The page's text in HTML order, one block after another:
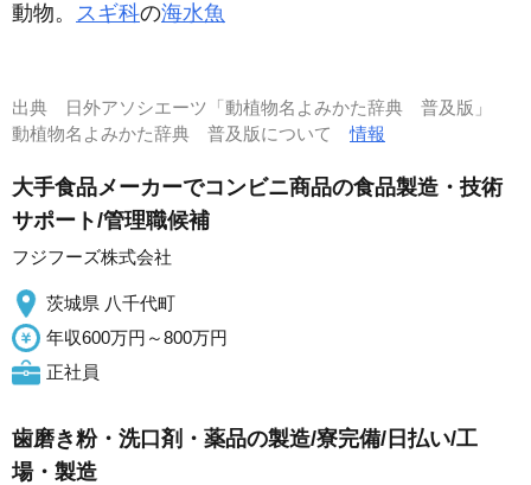
動物。 スギ科の海水魚
出典
日外アソシエーツ「動植物名よみかた辞典 普及版」
動植物名よみかた辞典 普及版について情報
大手食品メーカーでコンビニ商品の食品製造・技術
サポート/管理職候補
フジフーズ株式会社
茨城県 八千代町
年収600万円～800万円
正社員
歯磨き粉・洗口剤・薬品の製造/寮完備/日払い/工
場・製造